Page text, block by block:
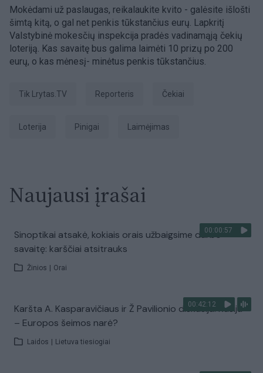
Mokėdami už paslaugas, reikalaukite kvito - galėsite išlošti
šimtą kitą, o gal net penkis tūkstančius eurų. Lapkritį
Valstybinė mokesčių inspekcija pradės vadinamąją čekių
loteriją. Kas savaitę bus galima laimėti 10 prizų po 200
eurų, o kas mėnesį- minėtus penkis tūkstančius.
tik Lrytas.TV Reporteris čekiai
Loterija Pinigai laimėjimas
Naujausi įrašai
00:00:57
Sinoptikai atsakė, kokiais orais užbaigsime darbo
savaitę: karščiai atsitrauks
Žinios Orai
00:42:12
Karšta A. Kasparavičiaus ir Ž Pavilionio diskusija: Rusija
– Europos šeimos narė?
Laidos Lietuva tiesiogiai